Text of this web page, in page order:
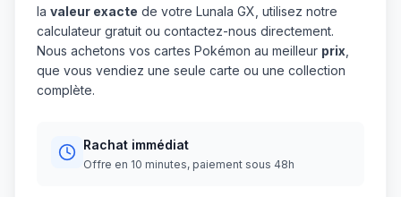
la valeur exacte de votre Lunala GX, utilisez notre
calculateur gratuit ou contactez-nous directement.
Nous achetons vos cartes Pokémon au meilleur prix
que vous vendiez une seule carte ou une collection
complète.
Rachat immédiat
Offre en 10 minutes, paiement sous 48h